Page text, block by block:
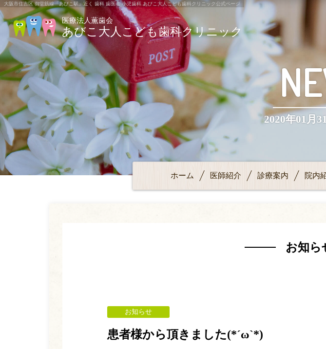
大阪市住吉区 御堂筋線「あびこ駅」近く 歯科 歯医者 小児歯科 あびこ大人こども歯科クリニック公式ページ
医療法人薫歯会
あびこ大人こども歯科クリニック
2020年01月
ホーム 医師紹介 診療案内 院内
お知ら
患者様から頂きました(*´ω`*)
お知らせ